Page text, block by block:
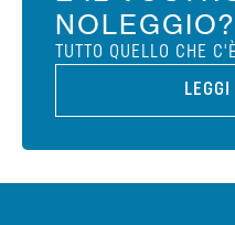
NOLEGGIO?
TUTTO QUELLO CHE